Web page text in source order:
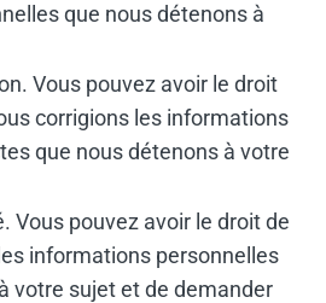
que nous détenons à
Vous pouvez avoir le droit
corrigions les informations
que nous détenons à votre
Vous pouvez avoir le droit de
informations personnelles
votre sujet et de demander